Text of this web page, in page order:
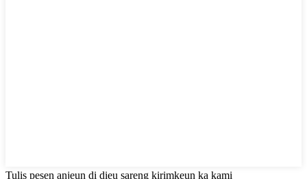
Tulis pesen anjeun di dieu sareng kirimkeun ka kami